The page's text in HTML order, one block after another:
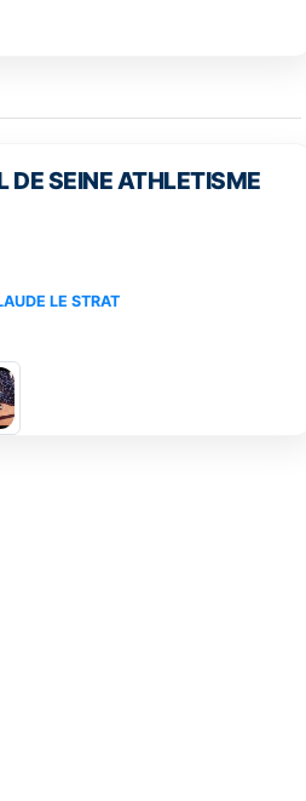
DE SEINE ATHLETISME
LE STRAT